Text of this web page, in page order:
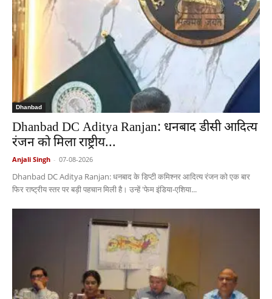
Dhanbad
Dhanbad DC Aditya Ranjan: धनबाद डीसी आदित्य
रंजन को मिला राष्ट्रीय...
Anjali Singh - 07-08-2026
Dhanbad DC Aditya Ranjan: धनबाद के डिप्टी कमिश्नर आदित्य रंजन को एक बार
फिर राष्ट्रीय स्तर पर बड़ी पहचान मिली है। उन्हें 'फेम इंडिया-एशिया...